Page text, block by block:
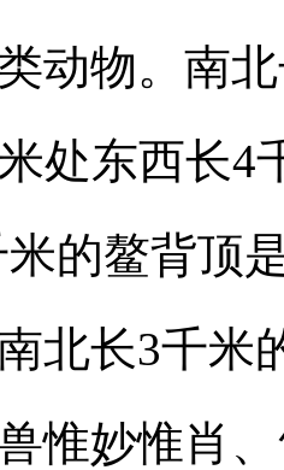
动物。南
处东西长4
米的鳌背顶
北长3千米
惟妙惟肖